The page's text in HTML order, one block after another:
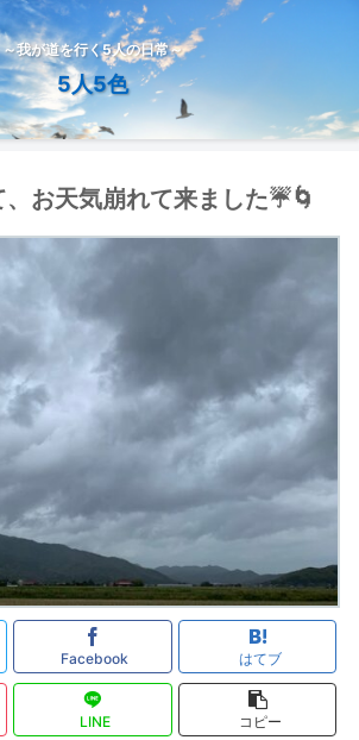
～我が道を行く5人の日常～
5人5色
お天気崩れて来ました☔️🌀
Facebook はてブ
LINE コピー